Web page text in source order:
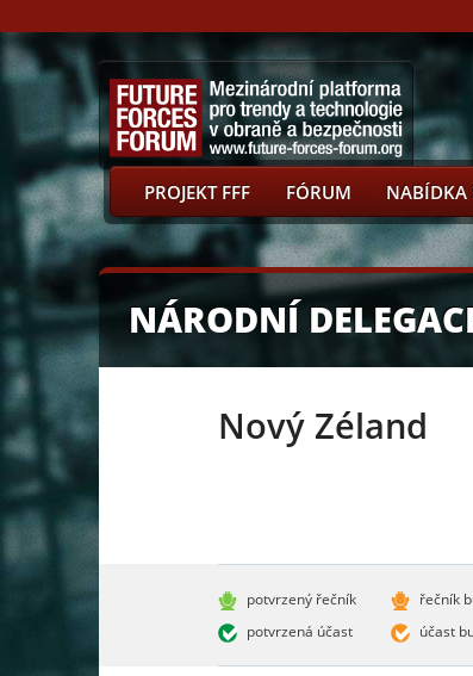
PROJEKT FFF FÓRUM NABÍDKA
NÁRODNÍ
Nový Zéland
potvrzený řečník
potvrzená účast
řečník
účast